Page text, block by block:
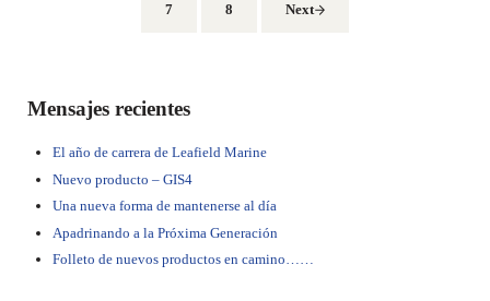
Go to page
7 Go to page
8 Next
Sidebar
Mensajes recientes
El año de carrera de Leafield Marine
Nuevo producto – GIS4
Una nueva forma de mantenerse al día
Apadrinando a la Próxima Generación
Folleto de nuevos productos en camino……